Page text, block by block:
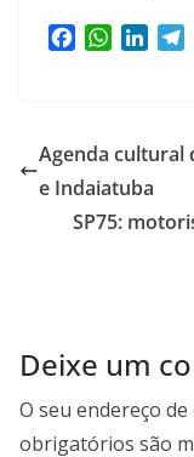
b
o
k
W
s
p
p
e
I
n
Agenda cultural
e Indaiatuba
SP75:
Deixe um
O seu endereço
obrigatórios são